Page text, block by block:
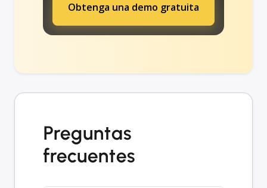
Obtenga una demo gratuita
Preguntas
frecuentes